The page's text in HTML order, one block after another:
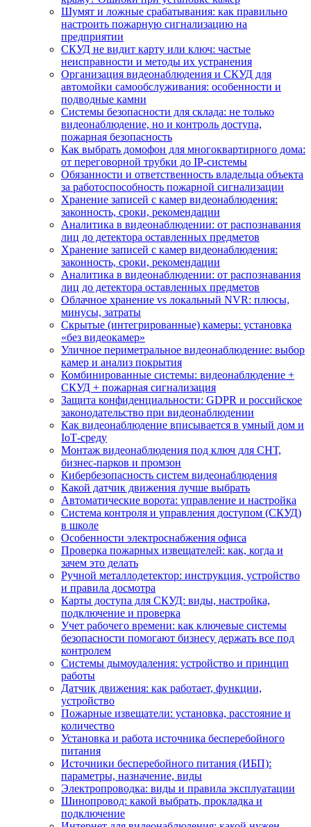
Шумят и ложные срабатывания: как правильно
настроить пожарную сигнализацию на
предприятии
СКУД не видит карту или ключ: частые
неисправности и методы их устранения
Организация видеонаблюдения и СКУД для
автомойки самообслуживания: особенности и
подводные камни
Системы безопасности для склада: не только
видеонаблюдение, но и контроль доступа,
пожарная безопасность
Как выбрать домофон для многоквартирного дома:
от переговорной трубки до IP-системы
Обязанности и ответственность владельца объекта
за работоспособность пожарной сигнализации
Хранение записей с камер видеонаблюдения:
законность, сроки, рекомендации
Аналитика в видеонаблюдении: от распознавания
лиц до детектора оставленных предметов
Хранение записей с камер видеонаблюдения:
законность, сроки, рекомендации
Аналитика в видеонаблюдении: от распознавания
лиц до детектора оставленных предметов
Облачное хранение vs локальный NVR: плюсы,
минусы, затраты
Скрытые (интегрированные) камеры: установка
«без видеокамер»
Уличное периметральное видеонаблюдение: выбор
камер и анализ покрытия
Комбинированные системы: видеонаблюдение +
СКУД + пожарная сигнализация
Защита конфиденциальности: GDPR и российское
законодательство при видеонаблюдении
Как видеонаблюдение вписывается в умный дом и
IoT‑среду
Монтаж видеонаблюдения под ключ для СНТ,
бизнес‑парков и промзон
Кибербезопасность систем видеонаблюдения
Какой датчик движения лучше выбрать
Автоматические ворота: управление и настройка
Система контроля и управления доступом (СКУД)
в школе
Особенности электроснабжения офиса
Проверка пожарных извещателей: как, когда и
зачем это делать
Ручной металлодетектор: инструкция, устройство
и правила досмотра
Карты доступа для СКУД: виды, настройка,
подключение и проверка
Учет рабочего времени: как ключевые системы
безопасности помогают бизнесу держать все под
контролем
Системы дымоудаления: устройство и принцип
работы
Датчик движения: как работает, функции,
устройство
Пожарные извещатели: установка, расстояние и
количество
Установка и работа источника бесперебойного
питания
Источники бесперебойного питания (ИБП):
параметры, назначение, виды
Электропроводка: виды и правила эксплуатации
Шинопровод: какой выбрать, прокладка и
подключение